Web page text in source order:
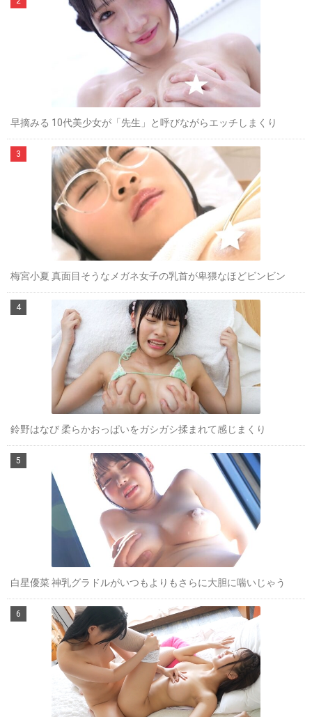
早摘みる 10代美少女が「先生」と呼びながらエッチしまくり
梅宮小夏 真面目そうなメガネ女子の乳首が卑猥なほどビンビン
鈴野はなび 柔らかおっぱいをガシガシ揉まれて感じまくり
白星優菜 神乳グラドルがいつもよりもさらに大胆に喘いじゃう